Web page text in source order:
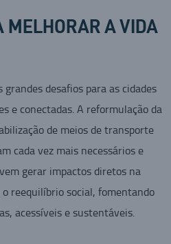
MELHORAR A VIDA
desafios para as cidades
e conectadas. A reformulação da
de meios de transporte
cada vez mais necessários e
gerar impactos diretos na
reequilíbrio social, fomentando
acessíveis e sustentáveis.